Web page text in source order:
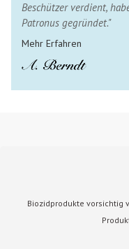
Beschützer verdient,
Patronus gegründet."
Mehr Erfahren
Biozidprodukte vorsichtig